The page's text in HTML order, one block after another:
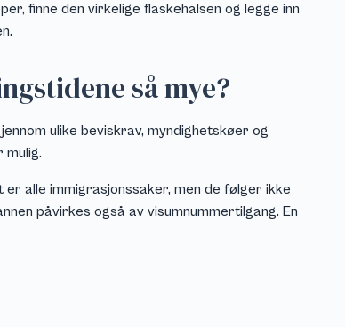
finne den virkelige flaskehalsen og legge inn
så mye?
ulike beviskrav, myndighetskøer og
er alle immigrasjonssaker, men de følger ikke
påvirkes også av visumnummertilgang. En